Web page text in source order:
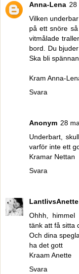
Anna-Lena 28
Vilken
på ett snöre
vitmålade
bord. Du
Ska bli
Kram Anna-
Svara
Anonym 28
Underbart,
varför inte ett
Kramar Nettan
Svara
LantlivsAnette
Ohhh, himmel
tänk att få sitta
Och dina
ha det gott
Kraam Anette
Svara